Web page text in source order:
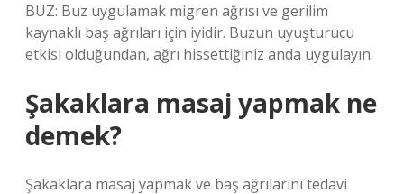
BUZ: Buz uygulamak migren ağrısı ve gerilim
kaynaklı baş ağrıları için iyidir. Buzun uyuşturucu
etkisi olduğundan, ağrı hissettiğiniz anda uygulayın.
Şakaklara masaj yapmak ne
demek?
Şakaklara masaj yapmak ve baş ağrılarını tedavi